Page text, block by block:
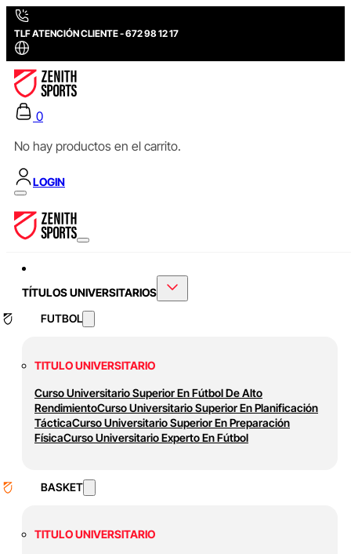
TLF ATENCIÓN CLIENTE - 672 98 12 17
0
No hay productos en el carrito.
LOGIN
TÍTULOS UNIVERSITARIOS
FUTBOL
TITULO UNIVERSITARIO
Curso Universitario Superior En Fútbol De Alto
RendimientoCurso Universitario Superior En Planificación
TácticaCurso Universitario Superior En Preparación
FísicaCurso Universitario Experto En Fútbol
BASKET
TITULO UNIVERSITARIO